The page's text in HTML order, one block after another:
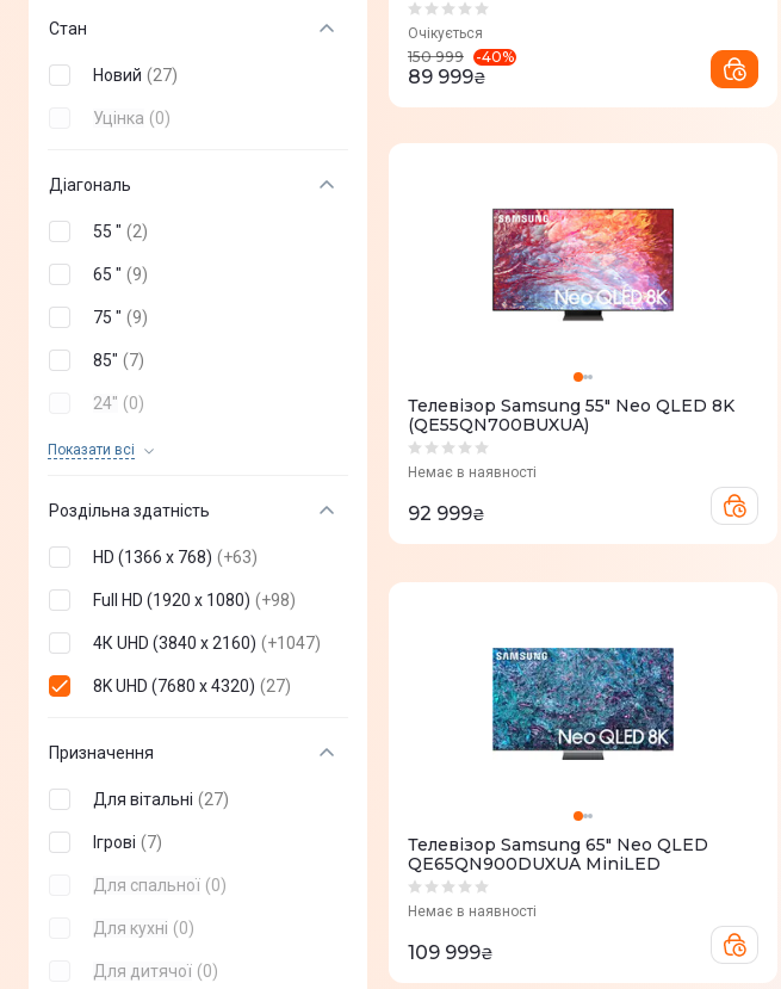
Aiwa
BRAVIS
Gazer (
Xiaomi
Haier (
Skyworth
Setup (0)
2E (0)
Toshiba ( 0)
realme (0)
Thomson (0)
Стан
Новий (27)
Уцінка (0)
Діагональ
55 " (2)
65 " (9)
75 " (9)
85" (7)
24" (0)
Показати всi
27" (0
50 " (0)
58" )
60" 0 )
70"
77"
83"
Роздільна здатність
HD (1366 x 768) (+63)
Full HD (1920 x 1080) (+98)
4К UHD (3840 x 2160) (+1047)
8K UHD (7680 x 4320) (27)
Призначення
Для вітальні (27)
Ігрові (7)
Для спальної (0)
Для кухні (0)
Для дитячої (0)
Очікується
150 999 -40%
89 999₴
Телевізор Samsung 55" Neo QLED 8K
(QE55QN700BUXUA)
Немає в наявності
92 999₴
Телевізор Samsung 65" Neo QLED
QE65QN900DUXUA MiniLED
Немає в наявності
109 999₴